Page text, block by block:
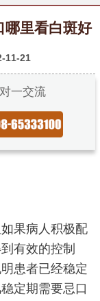
哪里看白斑好
11-21
一交流
果病人积极配
有效的控制
患者已经稳定
定期需要忌口